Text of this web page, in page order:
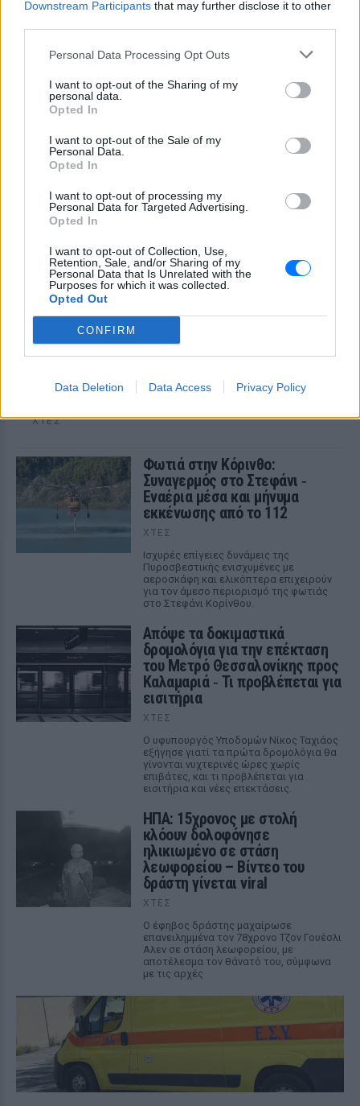
Downstream Participants that may further disclose it to other
Personal Data Processing Opt Outs
I want to opt-out of the Sharing of my
personal data.
Opted In
I want to opt-out of the Sale of my
Personal Data.
Opted In
I want to opt-out of processing my
Personal Data for Targeted Advertising.
Opted In
I want to opt-out of Collection, Use,
Retention, Sale, and/or Sharing of my
Personal Data that Is Unrelated with the
Purposes for which it was collected.
Opted Out
CONFIRM
Data Deletion Data Access Privacy Policy
Μητέρα 43 ετών και ο 21χρονος γιος της
σκοτώθηκαν σε μετωπική σύγκρουση με
φορτηγό στην επαρχιακή οδό Αμφίπολης
Θεσσαλονίκης: Έσπασαν το
τζάμι του οδηγού – «Μην κάνεις
ΧΤΕΣ
Αρχεία UFO: Αθόρυβα τριγωνικά σκάφη 152
μέτρων και μεταλλική σφαίρα με ανθρώπινο
σώμα στα νέα αποχαρακτηρισμένα έγγραφα
αποχαρακτηρισμένων αρχείων με αναφορές στρατιωτικών
πιλότων, μαρτύρων και αναλύσεων του FBI για ανεξήγητα
ΧΤΕΣ
Φωτιά στην Κόρινθο:
Συναγερμός στο Στεφάνι ‑
Εναέρια μέσα και μήνυμα
εκκένωσης από το 112
ΧΤΕΣ
Ισχυρές επίγειες δυνάμεις της
Πυροσβεστικής ενισχυμένες με
αεροσκάφη και ελικόπτερα επιχειρούν
για τον άμεσο περιορισμό της φωτιάς
στο Στεφάνι Κορίνθου.
Απόψε τα δοκιμαστικά
δρομολόγια για την επέκταση
του Μετρό Θεσσαλονίκης προς
Καλαμαριά ‑ Τι προβλέπεται για
εισιτήρια
ΧΤΕΣ
Ο υφυπουργός Υποδομών Νίκος Ταχιάος
εξήγησε γιατί τα πρώτα δρομολόγια θα
γίνονται νυχτερινές ώρες χωρίς
επιβάτες, και τι προβλέπεται για
εισιτήρια και νέες επεκτάσεις.
ΗΠΑ: 15χρονος με στολή
κλόουν δολοφόνησε
ηλικιωμένο σε στάση
λεωφορείου – Βίντεο του
δράστη γίνεται viral
ΧΤΕΣ
Ο έφηβος δράστης μαχαίρωσε
επανειλημμένα τον 78χρονο Τζον Γουέσλι
Αλεν σε στάση λεωφορείου, με
αποτέλεσμα τον θάνατό του, σύμφωνα
με τις αρχές